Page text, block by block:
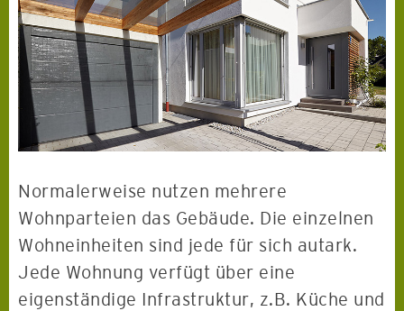
Normalerweise nutzen mehrere
Wohnparteien das Gebäude. Die einzelnen
Wohneinheiten sind jede für sich autark.
Jede Wohnung verfügt über eine
eigenständige Infrastruktur, z.B. Küche und